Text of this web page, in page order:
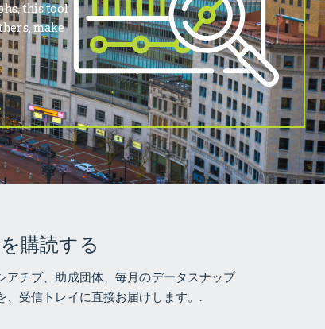
this tool
make
購読する
アチブ、助成団体、毎月のデータスナップ
、受信トレイに直接お届けします。.